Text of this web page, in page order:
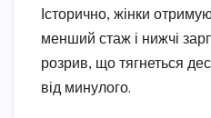
Історично, жінки
менший стаж і нижчі
розрив, що тягнеться
від минулого.